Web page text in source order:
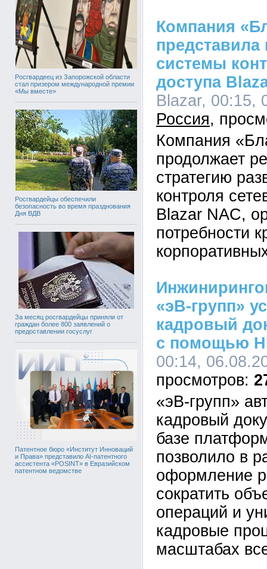
Росгвардеец из Запорожской области
стал призером международной премии
«Мы вместе»
Росгвардейцы обеспечили
безопасность во время празднования
Дня ВДВ
За месяц росгвардейцы приняли от
граждан более 800 заявлений о
предоставлении госуслуг
Патентное бюро «Институт Инноваций
и Права» представило AI-патентного
ассистента «POSINT» в Евразийском
патентном ведомстве
Компания
системы
доступа
Blazar, 00:15,
Россия
Компания
продолжает
стратегию
контроля
Blazar NAC,
потребности
«эВ-групп»
кадровый
с помощью
00:14,
«эВ-групп»
кадровый
базе
позволило в
оформление
сократить
операций и
кадровые
масштабах